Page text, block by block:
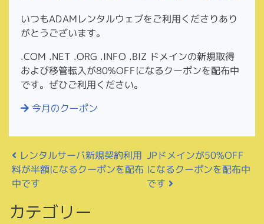
いつもADAMレンタルウェブをご利用くださりあり
がとうございます。
.COM .NET .ORG .INFO .BIZ ドメインの新規取得
および移管転入が80%OFFになるクーポンを配布中
です。ぜひご利用ください。
今月のクーポン
投稿ナビゲーション
レンタルサーバ新規契約利用
料が半額になるクーポンを配布
中です
JPドメインが50%OFF
になるクーポンを配布中
です
カテゴリー